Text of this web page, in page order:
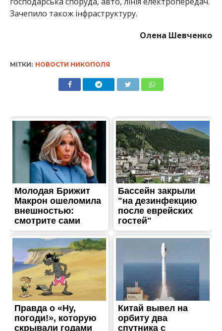
Зачепило також інфраструктуру.
Олена Шевченко
МІТКИ: НОВОСТИ НИКОПОЛЯ